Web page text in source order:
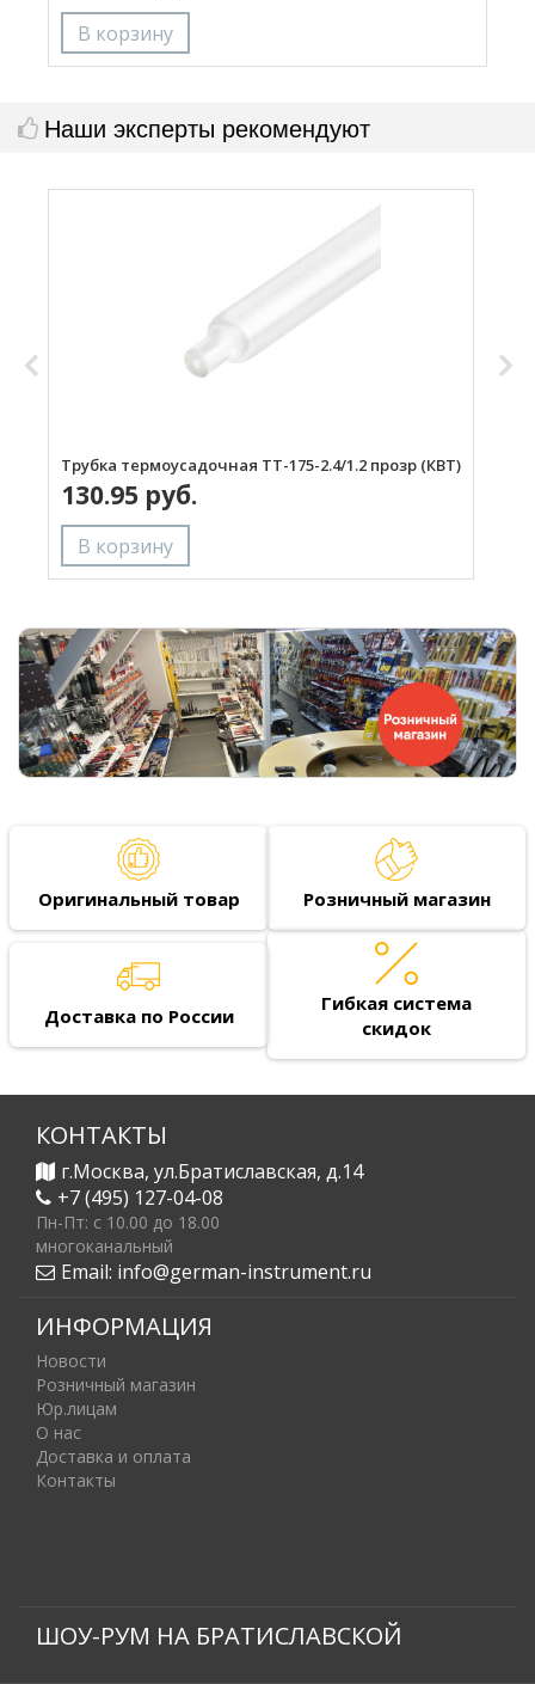
Наши эксперты рекомендуют
Трубка термоусадочная ТТ-175-2.4/1.2 прозр (КВТ)
130.95 руб.
Оригинальный товар Розничный магазин
Доставка по России
Гибкая система
скидок
КОНТАКТЫ
г.Москва, ул.Братиславская, д.14
+7 (495) 127-04-08
Пн-Пт: c 10.00 до 18.00
многоканальный
Email: info@german-instrument.ru
ИНФОРМАЦИЯ
Новости
Розничный магазин
Юр.лицам
О нас
Доставка и оплата
Контакты
ШОУ-РУМ НА БРАТИСЛАВСКОЙ